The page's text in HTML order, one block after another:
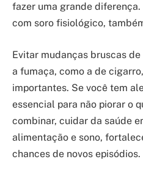
fazer uma grande
com soro fisiológico,
Evitar mudanças bruscas
a fumaça, como a de
importantes. Se você tem
essencial para não piorar o
combinar, cuidar da saúde
alimentação e sono,
chances de novos episódios.